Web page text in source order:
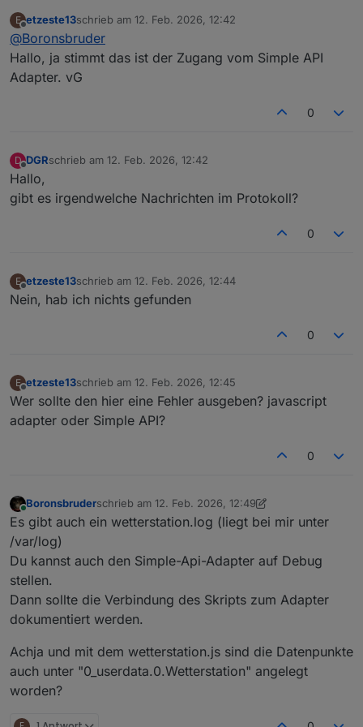
die stimmt
Ist die IP 192.168.1.80:8087 vom SIMPLE-Api-
E
Offline
etzeste13schrieb am 12. Feb. 2026, 12:42
zuletzt editiert von
@Boronsbruder
Hallo, ja stimmt das ist der Zugang vom Simple API
Adapter. vG
0
D
Offline
DGRschrieb am 12. Feb. 2026, 12:42
zuletzt editiert von
Hallo,
gibt es irgendwelche Nachrichten im Protokoll?
0
E
Offline
etzeste13schrieb am 12. Feb. 2026, 12:44
zuletzt editiert von
Nein, hab ich nichts gefunden
0
E
Offline
etzeste13schrieb am 12. Feb. 2026, 12:45
zuletzt editiert von
Wer sollte den hier eine Fehler ausgeben? javascript
adapter oder Simple API?
0
Online
Boronsbruderschrieb am 12. Feb. 2026, 12:49
zuletzt editiert von Boronsbruder
Es gibt auch ein wetterstation.log (liegt bei mir unter
/var/log)
Du kannst auch den Simple-Api-Adapter auf Debug
stellen.
Dann sollte die Verbindung des Skripts zum Adapter
dokumentiert werden.
Achja und mit dem wetterstation.js sind die Datenpunkte
auch unter "0_userdata.0.Wetterstation" angelegt
worden?